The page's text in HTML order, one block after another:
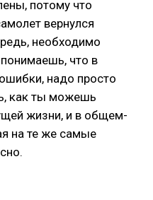
потому что
вернулся
необходимо
что в
надо просто
как ты можешь
жизни, и в общем-
на те же самые